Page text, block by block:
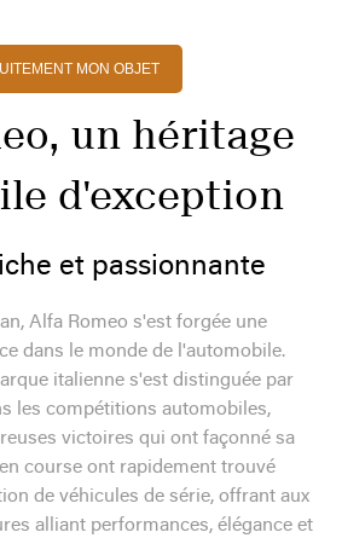
MON OBJET
un héritage
d'exception
et passionnante
Alfa Romeo s'est forgée une
dans le monde de l'automobile.
italienne s'est distinguée par
les compétitions automobiles,
victoires qui ont façonné sa
course ont rapidement trouvé
de véhicules de série, offrant aux
alliant performances, élégance et